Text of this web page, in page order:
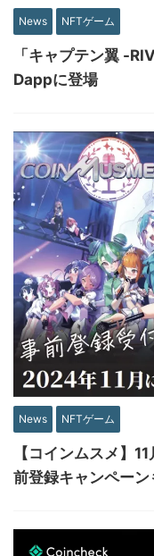
News NFTゲーム
「キャプテン翼 -
Dappに登場
News NFTゲーム
【コインムスメ】
前登録キャンペーン